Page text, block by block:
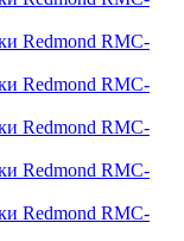
Redmond RMC-
Redmond RMC-
Redmond RMC-
Redmond RMC-
Redmond RMC-